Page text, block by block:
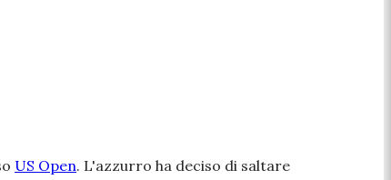
US Open. L'azzurro ha deciso di saltare